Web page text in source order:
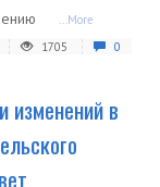
...More
1705 0
изменений в